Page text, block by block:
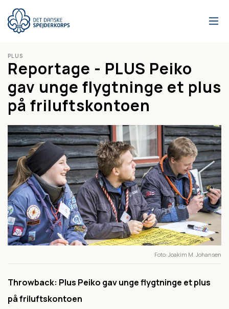
hovedindhold
PLUS
Reportage - PLUS Peiko
gav unge flygtninge et plus
på friluftskontoen
Foto Joakim M. Johansen
Throwback: Plus Peiko gav unge flygtninge et plus
på friluftskontoen